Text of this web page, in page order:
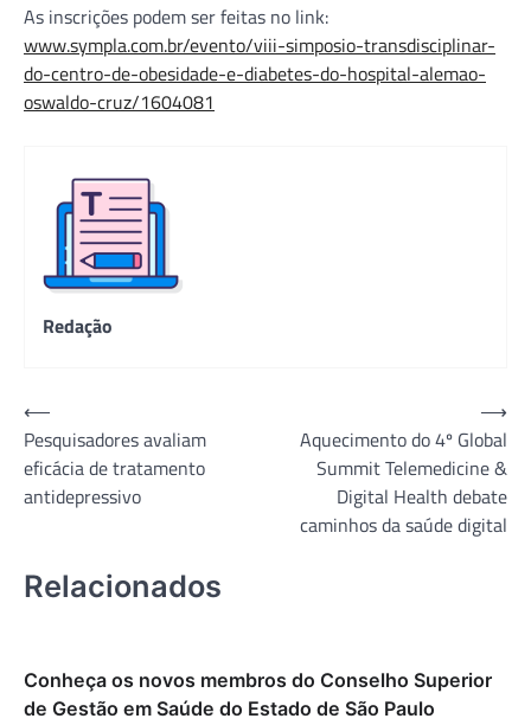
As inscrições podem ser feitas no link:
www.sympla.com.br/evento/viii-simposio-transdisciplinar-
do-centro-de-obesidade-e-diabetes-do-hospital-alemao-
oswaldo-cruz/1604081
Redação
Navegação
de
Post
⟵
Pesquisadores avaliam
eficácia de tratamento
antidepressivo
Aquecimento do 4º Global
Summit Telemedicine &
Digital Health debate
caminhos da saúde digital
⟶
Relacionados
Conheça os novos membros do Conselho Superior
de Gestão em Saúde do Estado de São Paulo